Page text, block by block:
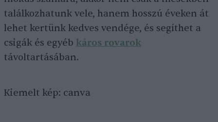
találkozhatunk vele, hanem hosszú éveken át
lehet kertünk kedves vendége, és segíthet a
csigák és egyéb káros rovarok
távoltartásában.
Kiemelt kép: canva